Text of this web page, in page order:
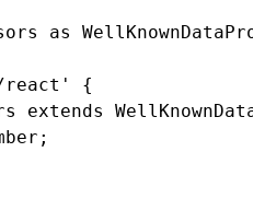
as
react'
{
extends
;